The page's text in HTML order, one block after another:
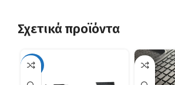
Σχετικά προϊόντα
-10%